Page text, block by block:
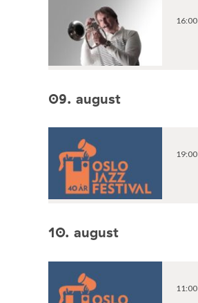
16:00
09. august
19:00
10. august
11:00